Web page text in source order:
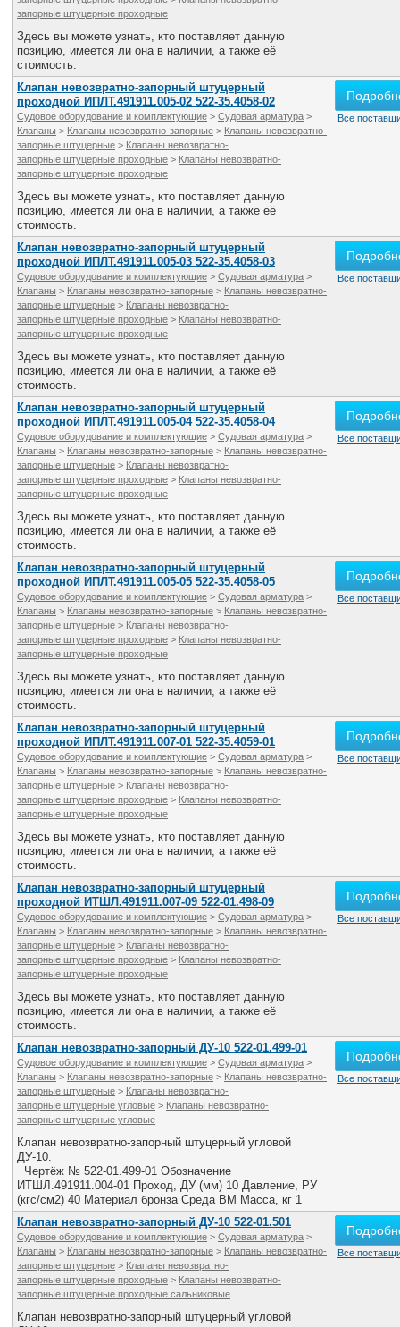
запорные штуцерные проходные
Здесь вы можете узнать, кто поставляет данную
позицию, имеется ли она в наличии, а также её
стоимость.
Клапан невозвратно-запорный штуцерный
проходной ИПЛТ.491911.005-02 522-35.4058-02
Судовое оборудование и комплектующие > Судовая арматура >
Клапаны > Клапаны невозвратно-запорные > Клапаны невозвратно-
запорные штуцерные > Клапаны невозвратно-
запорные штуцерные проходные > Клапаны невозвратно-
запорные штуцерные проходные
Здесь вы можете узнать, кто поставляет данную
позицию, имеется ли она в наличии, а также её
стоимость.
Все
Клапан невозвратно-запорный штуцерный
проходной ИПЛТ.491911.005-03 522-35.4058-03
Судовое оборудование и комплектующие > Судовая арматура >
Клапаны > Клапаны невозвратно-запорные > Клапаны невозвратно-
запорные штуцерные > Клапаны невозвратно-
запорные штуцерные проходные > Клапаны невозвратно-
запорные штуцерные проходные
Здесь вы можете узнать, кто поставляет данную
позицию, имеется ли она в наличии, а также её
стоимость.
Все
Клапан невозвратно-запорный штуцерный
проходной ИПЛТ.491911.005-04 522-35.4058-04
Судовое оборудование и комплектующие > Судовая арматура >
Клапаны > Клапаны невозвратно-запорные > Клапаны невозвратно-
запорные штуцерные > Клапаны невозвратно-
запорные штуцерные проходные > Клапаны невозвратно-
запорные штуцерные проходные
Здесь вы можете узнать, кто поставляет данную
позицию, имеется ли она в наличии, а также её
стоимость.
Все
Клапан невозвратно-запорный штуцерный
проходной ИПЛТ.491911.005-05 522-35.4058-05
Судовое оборудование и комплектующие > Судовая арматура >
Клапаны > Клапаны невозвратно-запорные > Клапаны невозвратно-
запорные штуцерные > Клапаны невозвратно-
запорные штуцерные проходные > Клапаны невозвратно-
запорные штуцерные проходные
Здесь вы можете узнать, кто поставляет данную
позицию, имеется ли она в наличии, а также её
стоимость.
Все
Клапан невозвратно-запорный штуцерный
проходной ИПЛТ.491911.007-01 522-35.4059-01
Судовое оборудование и комплектующие > Судовая арматура >
Клапаны > Клапаны невозвратно-запорные > Клапаны невозвратно-
запорные штуцерные > Клапаны невозвратно-
запорные штуцерные проходные > Клапаны невозвратно-
запорные штуцерные проходные
Здесь вы можете узнать, кто поставляет данную
позицию, имеется ли она в наличии, а также её
стоимость.
Все
Клапан невозвратно-запорный штуцерный
проходной ИТШЛ.491911.007-09 522-01.498-09
Судовое оборудование и комплектующие > Судовая арматура >
Клапаны > Клапаны невозвратно-запорные > Клапаны невозвратно-
запорные штуцерные > Клапаны невозвратно-
запорные штуцерные проходные > Клапаны невозвратно-
запорные штуцерные проходные
Здесь вы можете узнать, кто поставляет данную
позицию, имеется ли она в наличии, а также её
стоимость.
Все
Клапан невозвратно-запорный ДУ-10 522-01.499-01
Судовое оборудование и комплектующие > Судовая арматура >
Клапаны > Клапаны невозвратно-запорные > Клапаны невозвратно-
запорные штуцерные > Клапаны невозвратно-
запорные штуцерные угловые > Клапаны невозвратно-
запорные штуцерные угловые
Клапан невозвратно-запорный штуцерный угловой
ДУ-10.
Чертёж № 522-01.499-01 Обозначение
ИТШЛ.491911.004-01 Проход, ДУ (мм) 10 Давление, РУ
(кгс/см2) 40 Материал бронза Среда ВМ Масса, кг 1
Все
Клапан невозвратно-запорный ДУ-10 522-01.501
Судовое оборудование и комплектующие > Судовая арматура >
Клапаны > Клапаны невозвратно-запорные > Клапаны невозвратно-
запорные штуцерные > Клапаны невозвратно-
запорные штуцерные проходные > Клапаны невозвратно-
запорные штуцерные проходные сальниковые
Клапан невозвратно-запорный штуцерный угловой
Все